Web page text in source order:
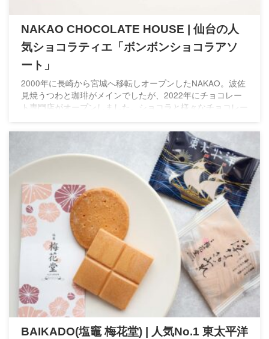
NAKAO CHOCOLATE HOUSE | 仙台の人
気ショコラティエ「ボンボンショコラアソ
ート」
2000年に長崎から宮城へ移転しオープンしたNAKAO。波佐
見焼うつわと珈琲がメインでしたが、2022年にチョコレー
ト専門店がオープンしました。ショコラと様々なチョコレー
BAIKADO(塩竈 梅花堂) | 人気No.1 東太平洋